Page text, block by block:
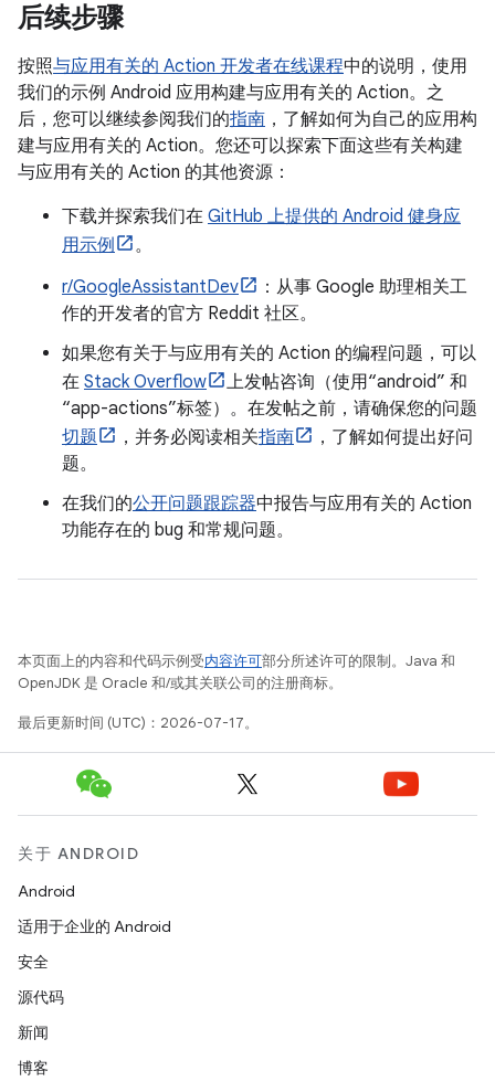
后续步骤
按照与应用有关的 Action 开发者在线课程中的说明，使用
我们的示例 Android 应用构建与应用有关的 Action。之
后，您可以继续参阅我们的指南 ，了解如何为自己的应用构
建与应用有关的 Action。您还可以探索下面这些有关构建
与应用有关的 Action 的其他资源：
下载并探索我们在 GitHub 上提供的 Android 健身应
用示例
。
r/GoogleAssistantDev
：从事 Google 助理相关工
作的开发者的官方 Reddit 社区。
如果您有关于与应用有关的 Action 的编程问题，可以
在 Stack Overflow
上发帖咨询（使用“android” 和
“app-actions”标签）。在发帖之前，请确保您的问题
切题
，并务必阅读相关指南
，了解如何提出好问
题。
在我们的公开问题跟踪器中报告与应用有关的 Action
功能存在的 bug 和常规问题。
本页面上的内容和代码示例受内容许可部分所述许可的限制。Java 和
OpenJDK 是 Oracle 和/或其关联公司的注册商标。
最后更新时间 (UTC)：2026-07-17。
关于 ANDROID
Android
适用于企业的 Android
安全
源代码
新闻
博客